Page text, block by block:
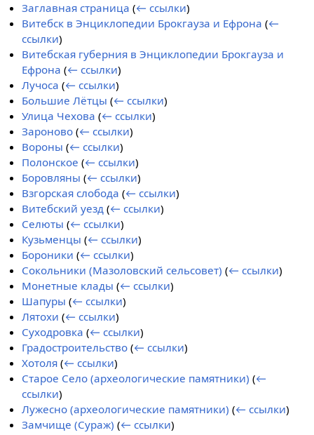
Заглавная страница (← ссылки)
Витебск в Энциклопедии Брокгауза и Ефрона (←
ссылки)
Витебская губерния в Энциклопедии Брокгауза и
Ефрона (← ссылки)
Лучоса (← ссылки)
Большие Лётцы (← ссылки)
Улица Чехова (← ссылки)
Зароново (← ссылки)
Вороны (← ссылки)
Полонское (← ссылки)
Боровляны (← ссылки)
Взгорская слобода (← ссылки)
Витебский уезд (← ссылки)
Селюты (← ссылки)
Кузьменцы (← ссылки)
Бороники (← ссылки)
Сокольники (Мазоловский сельсовет) (← ссылки)
Монетные клады (← ссылки)
Шапуры (← ссылки)
Лятохи (← ссылки)
Суходровка (← ссылки)
Градостроительство (← ссылки)
Хотоля (← ссылки)
Старое Село (археологические памятники) (←
ссылки)
Лужесно (археологические памятники) (← ссылки)
Замчище (Сураж) (← ссылки)